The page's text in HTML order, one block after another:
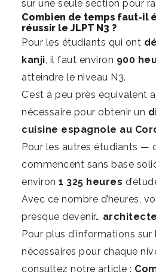
sur une seule section pour
Combien de temps faut-il
réussir le JLPT N3 ?
Pour les étudiants qui ont
kanji, il faut environ 900
atteindre le niveau N3.
C’est à peu près équivalent
nécessaire pour obtenir un
cuisine espagnole au
Pour les autres étudiants —
commencent sans base
environ 1 325 heures
Avec ce nombre d’heures,
presque devenir… architecte
Pour plus d’informations sur
nécessaires pour chaque
consultez notre article :